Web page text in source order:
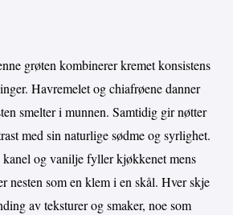
grøten kombinerer kremet konsistens
Havremelet og chiafrøene danner
smelter i munnen. Samtidig gir nøtter
med sin naturlige sødme og syrlighet.
og vanilje fyller kjøkkenet mens
nesten som en klem i en skål. Hver skje
av teksturer og smaker, noe som